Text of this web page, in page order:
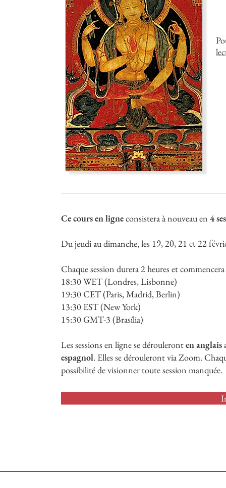
Ce cours en ligneconsistera à nouveau en 4
Du jeudi au dimanche, les 19, 20, 21 et 22
Chaque session durera 2 heures et
18:30 WET (Londres, Lisbonne)
19:30 CET (Paris, Madrid, Berlin)
13:30 EST (New York)
15:30 GMT-3 (Brasília)
Les sessions en ligne se dérouleronten anglais
espagnol. Elles se dérouleront via Zoom.
possibilité de visionner toute session manquée.